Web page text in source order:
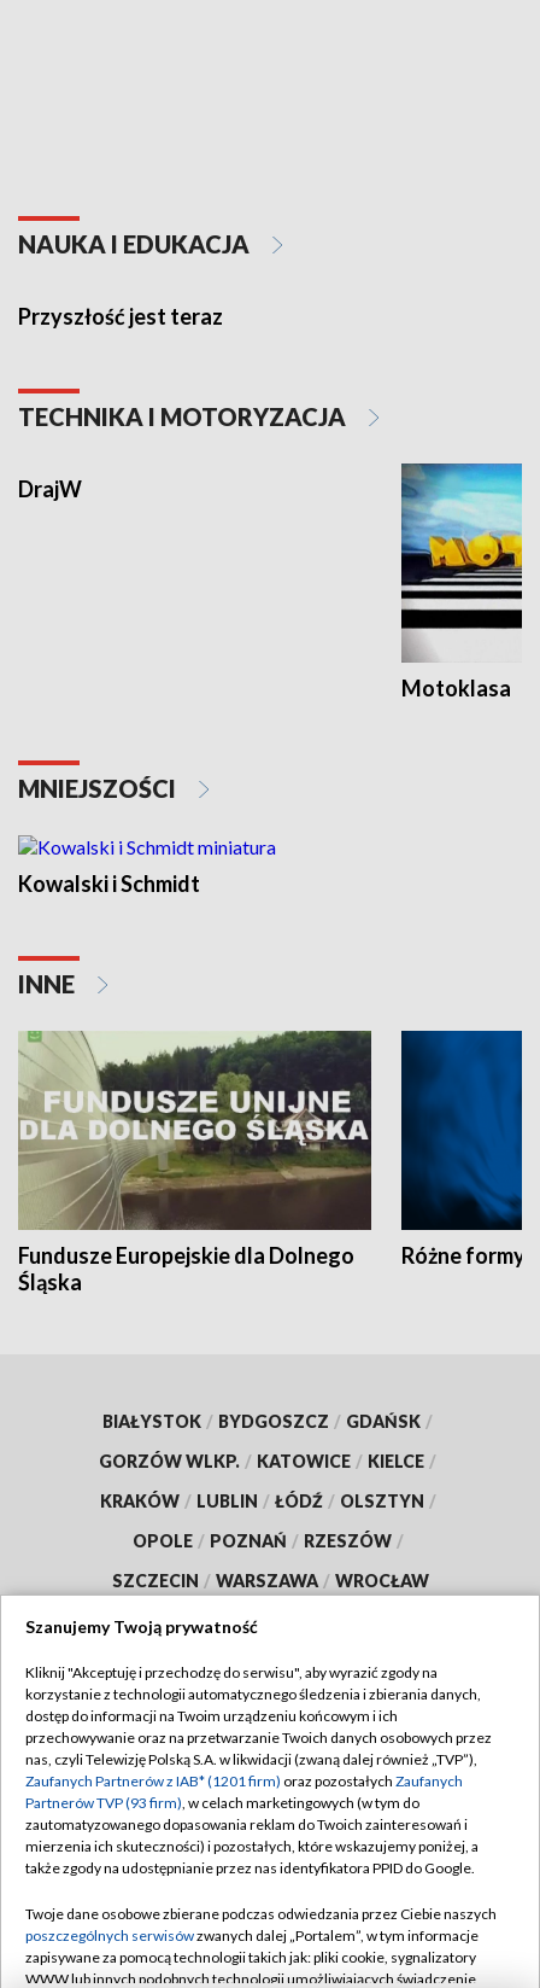
NAUKA I EDUKACJA
Przyszłość jest teraz
TECHNIKA I MOTORYZACJA
DrajW
Motoklasa
MNIEJSZOŚCI
Kowalski i Schmidt
INNE
Fundusze Europejskie dla Dolnego
Śląska
Różne formy
BIAŁYSTOK / BYDGOSZCZ / GDAŃSK /
GORZÓW WLKP. / KATOWICE / KIELCE /
KRAKÓW / LUBLIN / ŁÓDŹ / OLSZTYN /
OPOLE / POZNAŃ / RZESZÓW /
SZCZECIN / WARSZAWA / WROCŁAW
Dołącz do nas:
TVP
Abonament TVP
Emisja w TVP
Centrum informacji TVP
Naziemna Telewizja Cyfrowa
Sklep TVP
Rada Programowa
Regulamin TVP
Polityka prywatności
Moje zgody
Pomoc
Biuro reklamy
Szanujemy Twoją prywatność
Kliknij "Akceptuję i przechodzę do serwisu", aby wyrazić zgody na
korzystanie z technologii automatycznego śledzenia i zbierania danych,
dostęp do informacji na Twoim urządzeniu końcowym i ich
przechowywanie oraz na przetwarzanie Twoich danych osobowych przez
nas, czyli Telewizję Polską S.A. w likwidacji (zwaną dalej również „TVP”),
Zaufanych Partnerów z IAB* (1201 firm) oraz pozostałych Zaufanych
Partnerów TVP (93 firm), w celach marketingowych (w tym do
zautomatyzowanego dopasowania reklam do Twoich zainteresowań i
mierzenia ich skuteczności) i pozostałych, które wskazujemy poniżej, a
także zgody na udostępnianie przez nas identyfikatora PPID do Google.
Twoje dane osobowe zbierane podczas odwiedzania przez Ciebie naszych
poszczególnych serwisówzwanych dalej „Portalem”, w tym informacje
zapisywane za pomocą technologii takich jak: pliki cookie, sygnalizatory
WWW lub innych podobnych technologii umożliwiających świadczenie